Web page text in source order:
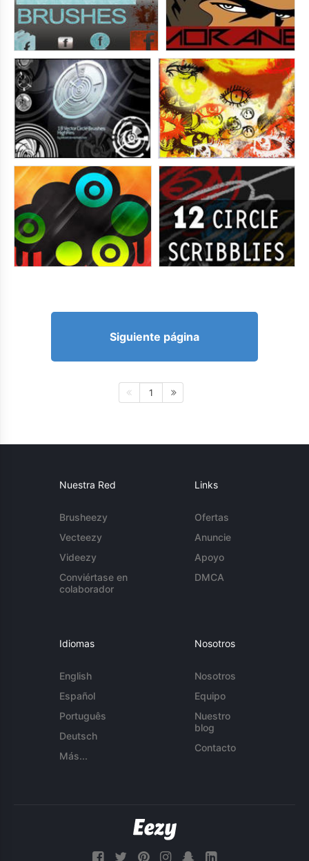
Siguiente página
1
Nuestra Red
Brusheezy
Vecteezy
Videezy
Conviértase en
colaborador
Links
Ofertas
Anuncie
Apoyo
DMCA
Idiomas
English
Español
Português
Deutsch
Más...
Nosotros
Nosotros
Equipo
Nuestro
blog
Contacto